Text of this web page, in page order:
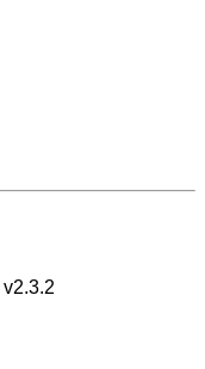
v2.3.2